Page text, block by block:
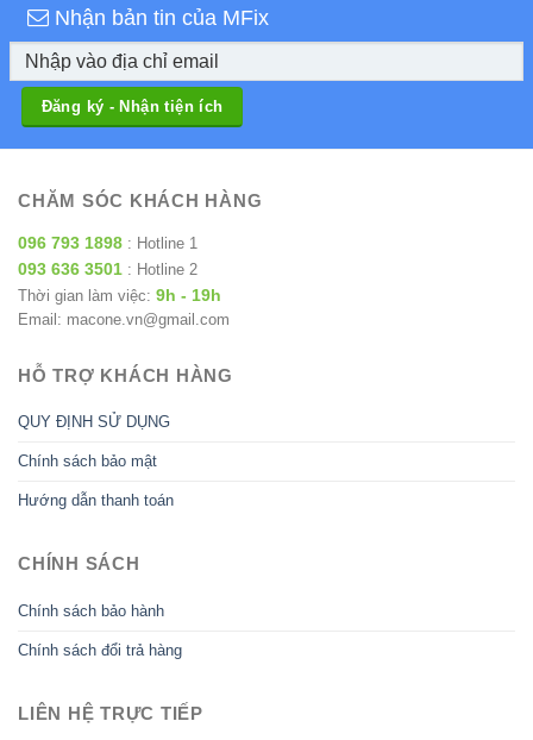
Nhận bản tin của MFix
CHĂM SÓC KHÁCH HÀNG
096 793 1898 : Hotline 1
093 636 3501 : Hotline 2
Thời gian làm việc: 9h - 19h
Email: macone.vn@gmail.com
HỖ TRỢ KHÁCH HÀNG
QUY ĐỊNH SỬ DỤNG
Chính sách bảo mật
Hướng dẫn thanh toán
CHÍNH SÁCH
Chính sách bảo hành
Chính sách đổi trả hàng
LIÊN HỆ TRỰC TIẾP